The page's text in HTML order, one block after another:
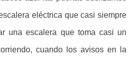
eléctrica que casi siempre
una escalera que toma casi un
cuando los avisos en la